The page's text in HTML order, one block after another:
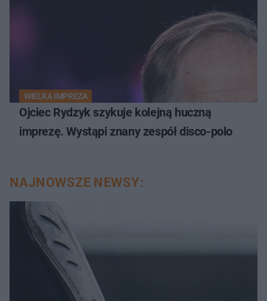
WIELKA IMPREZA
Ojciec Rydzyk szykuje kolejną huczną
imprezę. Wystąpi znany zespół disco-polo
NAJNOWSZE NEWSY: